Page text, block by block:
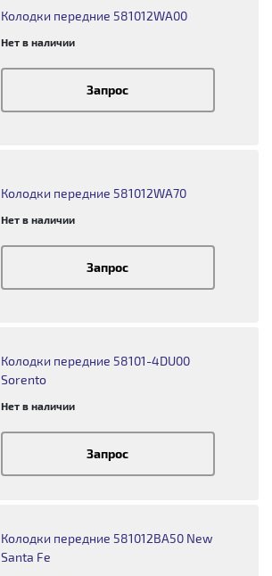
Колодки передние 581012WA00
Нет в наличии
Запрос
Колодки передние 581012WA70
Нет в наличии
Запрос
Колодки передние 58101-4DU00
Sorento
Нет в наличии
Запрос
Колодки передние 581012BA50 New
Santa Fe